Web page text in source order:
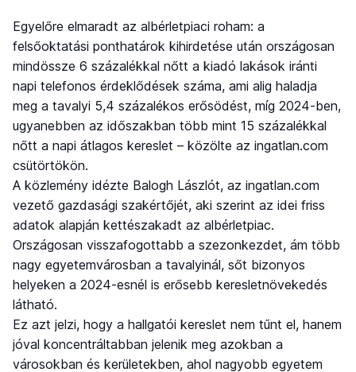
Egyelőre elmaradt az albérletpiaci roham: a
felsőoktatási ponthatárok kihirdetése után országosan
mindössze 6 százalékkal nőtt a kiadó lakások iránti
napi telefonos érdeklődések száma, ami alig haladja
meg a tavalyi 5,4 százalékos erősödést, míg 2024-ben,
ugyanebben az időszakban több mint 15 százalékkal
nőtt a napi átlagos kereslet – közölte az ingatlan.com
csütörtökön.
A közlemény idézte Balogh Lászlót, az ingatlan.com
vezető gazdasági szakértőjét, aki szerint az idei friss
adatok alapján kettészakadt az albérletpiac.
Országosan visszafogottabb a szezonkezdet, ám több
nagy egyetemvárosban a tavalyinál, sőt bizonyos
helyeken a 2024-esnél is erősebb keresletnövekedés
látható.
Ez azt jelzi, hogy a hallgatói kereslet nem tűnt el, hanem
jóval koncentráltabban jelenik meg azokban a
városokban és kerületekben, ahol nagyobb egyetem